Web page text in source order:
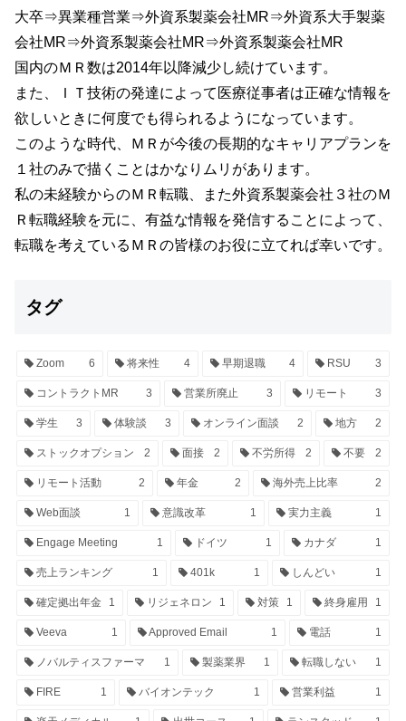
大卒⇒異業種営業⇒外資系製薬会社MR⇒外資系大手製薬
会社MR⇒外資系製薬会社MR⇒外資系製薬会社MR
国内のＭＲ数は2014年以降減少し続けています。
また、ＩＴ技術の発達によって医療従事者は正確な情報を
欲しいときに何度でも得られるようになっています。
このような時代、ＭＲが今後の長期的なキャリアプランを
１社のみで描くことはかなりムリがあります。
私の未経験からのＭＲ転職、また外資系製薬会社３社のＭ
Ｒ転職経験を元に、有益な情報を発信することによって、
転職を考えているＭＲの皆様のお役に立てれば幸いです。
タグ
Zoom 6 将来性 4 早期退職 4 RSU 3
コントラクトMR 3 営業所廃止 3 リモート 3
学生 3 体験談 3 オンライン面談 2 地方 2
ストックオプション 2 面接 2 不労所得 2 不要 2
リモート活動 2 年金 2 海外売上比率 2
Web面談 1 意識改革 1 実力主義 1
Engage Meeting 1 ドイツ 1 カナダ 1
売上ランキング 1 401k 1 しんどい 1
確定拠出年金 1 リジェネロン 1 対策 1 終身雇用 1
Veeva 1 Approved Email 1 電話 1
ノバルティスファーマ 1 製薬業界 1 転職しない 1
FIRE 1 バイオンテック 1 営業利益 1